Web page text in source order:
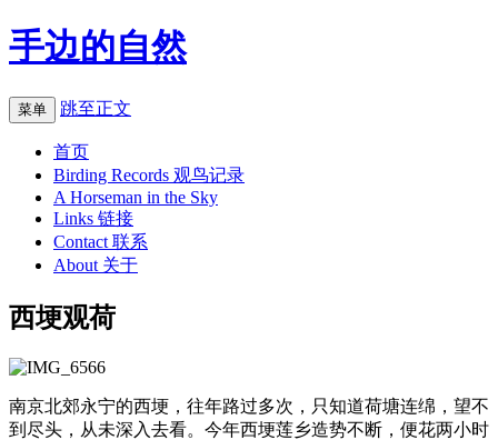
手边的自然
菜单 跳至正文
首页
Birding Records 观鸟记录
A Horseman in the Sky
Links 链接
Contact 联系
About 关于
西埂观荷
南京北郊永宁的西埂，往年路过多次，只知道荷塘连绵，望不
到尽头，从未深入去看。今年西埂莲乡造势不断，便花两小时